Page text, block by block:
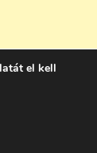
el kell